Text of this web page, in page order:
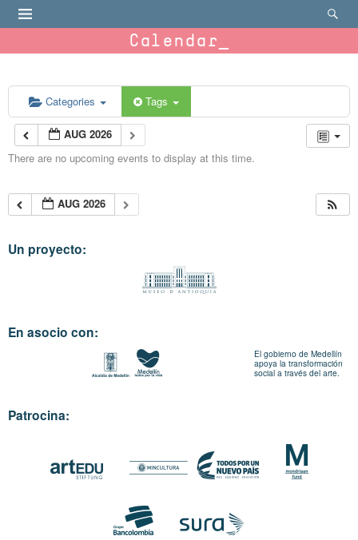
Calendar
Categories Tags
AUG 2026
There are no upcoming events to display at this time.
AUG 2026
Un proyecto:
En asocio con:
El gobierno de Medellín
apoya la transformación
social a través del arte.
Patrocina: